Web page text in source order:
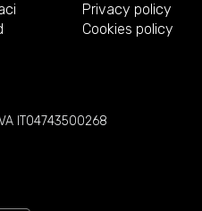
Privacy policy
Cookies policy
IT04743500268